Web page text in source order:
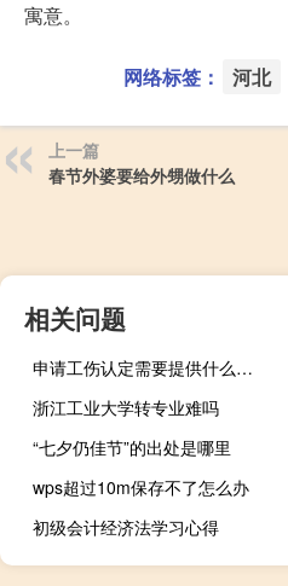
寓意。
网络标签： 河北
上一篇
春节外婆要给外甥做什么
相关问题
申请工伤认定需要提供什么资料
浙江工业大学转专业难吗
“七夕仍佳节”的出处是哪里
wps超过10m保存不了怎么办
初级会计经济法学习心得